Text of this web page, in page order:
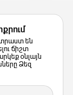
են
ճիշտ
օնլայն
Ձեզ